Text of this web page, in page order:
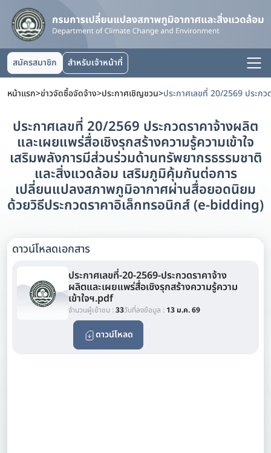
สมัครสมาชิก สำหรับเจ้าหน้าที่
หน้าแรก>ข่าวจัดซื้อจัดจ้าง>ประกาศเชิญชวน>
ประกาศเลขที่ 20/2569 ประกวดราคาจ้างผลิต
และเผยแพร่สื่อเชิงรุกสร้างความรู้ความเข้าใจ
เสริมพลังการมีส่วนร่วมด้านทรัพยากรธรรมชาติ
และสิ่งแวดล้อม เสริมภูมิคุ้มกันต่อการ
เปลี่ยนแปลงสภาพภูมิอากาศผ่านสื่อยอดนิยม
ด้วยวิธีประกวดราคาอิเล็กทรอนิกส์ (e-bidding)
ดาวน์โหลดเอกสาร
ประกาศเลขที่-20-2569-ประกวดราคาจ้าง
ผลิตและเผยแพร่สื่อเชิงรุกสร้างความรู้ความ
เข้าใจฯ.pdf
จำนวนผู้เข้าชม :33วันที่ลงข้อมูล : 13 ม.ค. 69
ดาวน์โหลด